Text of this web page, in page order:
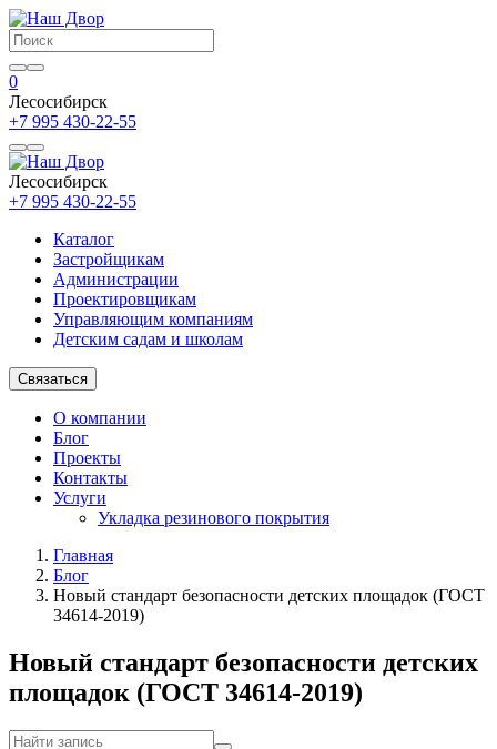
0
Лесосибирск
+7 995 430-22-55
Лесосибирск
+7 995 430-22-55
Каталог
Застройщикам
Администрации
Проектировщикам
Управляющим компаниям
Детским садам и школам
Связаться
О компании
Блог
Проекты
Контакты
Услуги
Укладка резинового покрытия
Главная
Блог
Новый стандарт безопасности детских площадок (ГОСТ
34614-2019)
Новый стандарт безопасности детских
площадок (ГОСТ 34614-2019)